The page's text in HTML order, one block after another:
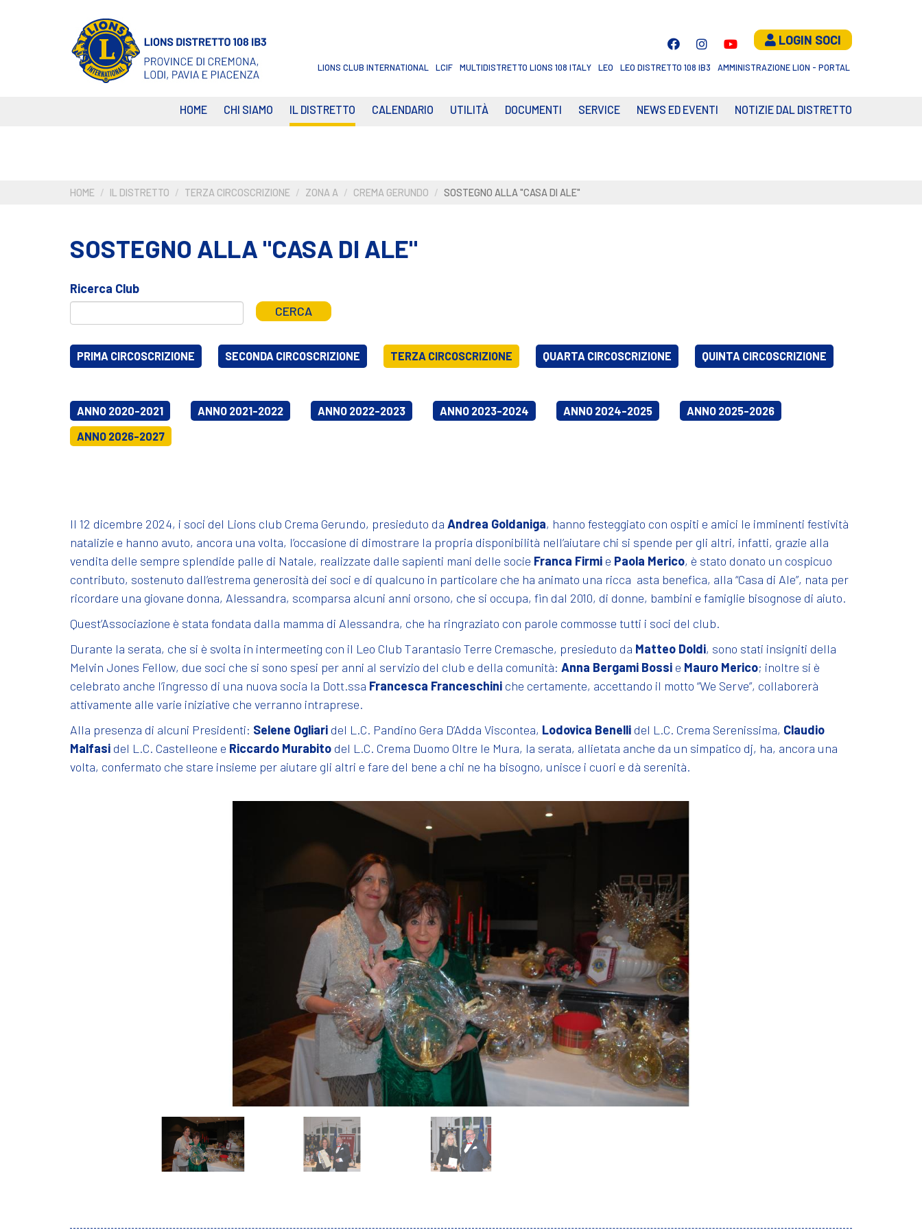
LOGIN SOCI
LIONS CLUB INTERNATIONAL LCIF MULTIDISTRETTO LIONS 108 ITALY LEO LEO DISTRETTO 108 IB3 AMMINISTRAZIONE LION - PORTAL
HOME CHI SIAMO IL DISTRETTO CALENDARIO UTILITÀ DOCUMENTI SERVICE NEWS ED EVENTI NOTIZIE DAL DISTRETTO
HOME IL DISTRETTO TERZA CIRCOSCRIZIONE ZONA A CREMA GERUNDO SOSTEGNO ALLA "CASA DI ALE"
SOSTEGNO ALLA "CASA DI ALE"
Ricerca Club
CERCA
PRIMA CIRCOSCRIZIONE SECONDA CIRCOSCRIZIONE TERZA CIRCOSCRIZIONE QUARTA CIRCOSCRIZIONE QUINTA CIRCOSCRIZIONE
ANNO 2020-2021 ANNO 2021-2022 ANNO 2022-2023 ANNO 2023-2024 ANNO 2024-2025
ANNO 2025-2026
ANNO 2026-2027
Il 12 dicembre 2024, i soci del Lions club Crema Gerundo, presieduto da Andrea Goldaniga, hanno festeggiato con ospiti e amici le imminenti festività
natalizie e hanno avuto, ancora una volta, l’occasione di dimostrare la propria disponibilità nell’aiutare chi si spende per gli altri, infatti, grazie alla
vendita delle sempre splendide palle di Natale, realizzate dalle sapienti mani delle socie Franca Firmi e Paola Merico, è stato donato un cospicuo
contributo, sostenuto dall’estrema generosità dei soci e di qualcuno in particolare che ha animato una ricca asta benefica, alla “Casa di Ale”, nata per
ricordare una giovane donna, Alessandra, scomparsa alcuni anni orsono, che si occupa, fin dal 2010, di donne, bambini e famiglie bisognose di aiuto.
Quest’Associazione è stata fondata dalla mamma di Alessandra, che ha ringraziato con parole commosse tutti i soci del club.
Durante la serata, che si è svolta in intermeeting con il Leo Club Tarantasio Terre Cremasche, presieduto da Matteo Doldi, sono stati insigniti della
Melvin Jones Fellow, due soci che si sono spesi per anni al servizio del club e della comunità: Anna Bergami Bossi e Mauro Merico; inoltre si è
celebrato anche l’ingresso di una nuova socia la Dott.ssa Francesca Franceschini che certamente, accettando il motto “We Serve”, collaborerà
attivamente alle varie iniziative che verranno intraprese.
Alla presenza di alcuni Presidenti: Selene Ogliari del L.C. Pandino Gera D’Adda Viscontea, Lodovica Benelli del L.C. Crema Serenissima, Claudio
Malfasi del L.C. Castelleone e Riccardo Murabito del L.C. Crema Duomo Oltre le Mura, la serata, allietata anche da un simpatico dj, ha, ancora una
volta, confermato che stare insieme per aiutare gli altri e fare del bene a chi ne ha bisogno, unisce i cuori e dà serenità.